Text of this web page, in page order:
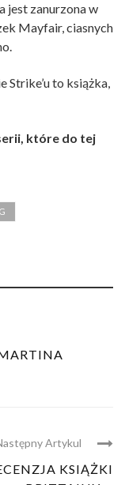
jest zanurzona w
Mayfair, ciasnych
Strike’u to książka,
które do tej
Artykul
KSIĄŻKI